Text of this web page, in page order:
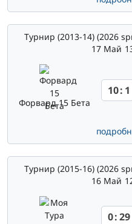
Турнир (2013-14) (2026
17 Май
Форвард 15 Бета
10: 1
Турнир (2015-16) (2026
16 Май
0:29